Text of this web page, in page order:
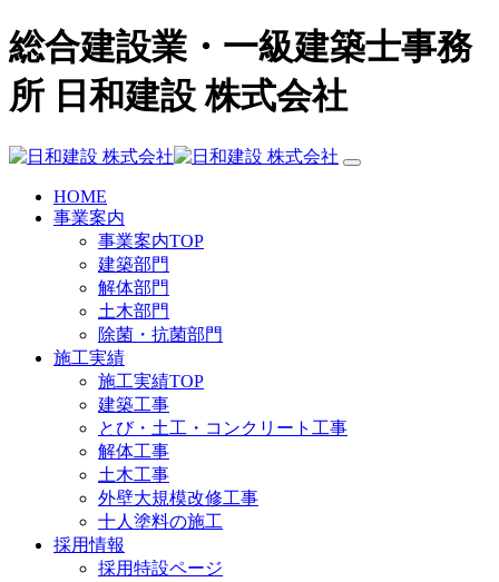
総合建設業・一級建築士事務
所 日和建設 株式会社
HOME
事業案内
事業案内TOP
建築部門
解体部門
土木部門
除菌・抗菌部門
施工実績
施工実績TOP
建築工事
とび・土工・コンクリート工事
解体工事
土木工事
外壁大規模改修工事
十人塗料の施工
採用情報
採用特設ページ